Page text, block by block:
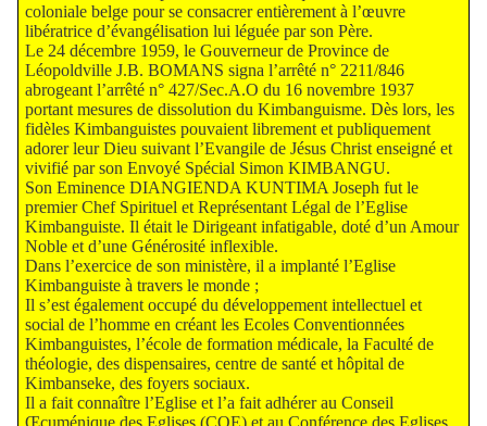
coloniale belge pour se consacrer entièrement à l’œuvre
libératrice d’évangélisation lui léguée par son Père.
Le 24 décembre 1959, le Gouverneur de Province de
Léopoldville J.B. BOMANS signa l’arrêté n° 2211/846
abrogeant l’arrêté n° 427/Sec.A.O du 16 novembre 1937
portant mesures de dissolution du Kimbanguisme. Dès lors, les
fidèles Kimbanguistes pouvaient librement et publiquement
adorer leur Dieu suivant l’Evangile de Jésus Christ enseigné et
vivifié par son Envoyé Spécial Simon KIMBANGU.
Son Eminence DIANGIENDA KUNTIMA Joseph fut le
premier Chef Spirituel et Représentant Légal de l’Eglise
Kimbanguiste. Il était le Dirigeant infatigable, doté d’un Amour
Noble et d’une Générosité inflexible.
Dans l’exercice de son ministère, il a implanté l’Eglise
Kimbanguiste à travers le monde ;
Il s’est également occupé du développement intellectuel et
social de l’homme en créant les Ecoles Conventionnées
Kimbanguistes, l’école de formation médicale, la Faculté de
théologie, des dispensaires, centre de santé et hôpital de
Kimbanseke, des foyers sociaux.
Il a fait connaître l’Eglise et l’a fait adhérer au Conseil
Œcuménique des Eglises (COE) et au Conférence des Eglises